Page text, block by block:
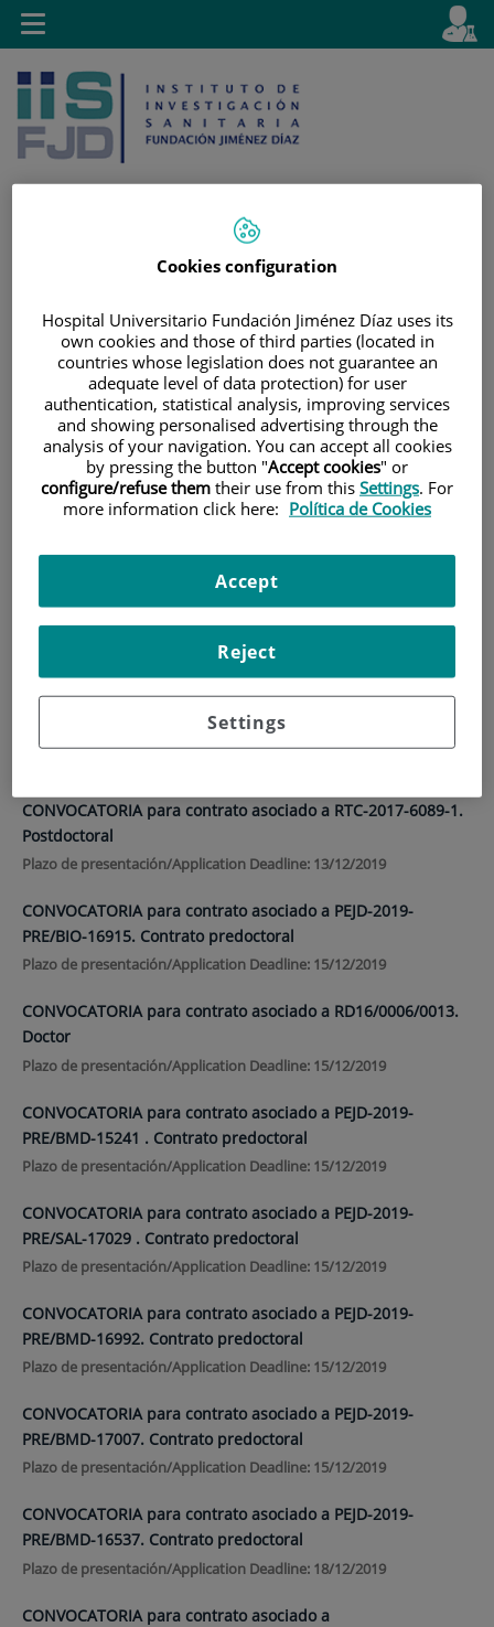
Jump to content
content
Active
en
Toggle
navigation
|EMPLOYMENT OFFERS
Employment offers
CONVOCATORIA para contrato asociado a RD16/0009/0001.
CONVOCATORIA para contrato asociado a RTC-2017-6089-1.
Postdoctoral
Plazo de presentación/Application Deadline: 13/12/2019
CONVOCATORIA para contrato asociado a PEJD-2019-
PRE/BIO-16915. Contrato predoctoral
Plazo de presentación/Application Deadline: 15/12/2019
CONVOCATORIA para contrato asociado a RD16/0006/0013.
Doctor
Plazo de presentación/Application Deadline: 15/12/2019
CONVOCATORIA para contrato asociado a PEJD-2019-
PRE/BMD-15241 . Contrato predoctoral
Plazo de presentación/Application Deadline: 15/12/2019
CONVOCATORIA para contrato asociado a PEJD-2019-
PRE/SAL-17029 . Contrato predoctoral
Plazo de presentación/Application Deadline: 15/12/2019
CONVOCATORIA para contrato asociado a PEJD-2019-
PRE/BMD-16992. Contrato predoctoral
Plazo de presentación/Application Deadline: 15/12/2019
CONVOCATORIA para contrato asociado a PEJD-2019-
PRE/BMD-17007. Contrato predoctoral
Plazo de presentación/Application Deadline: 15/12/2019
CONVOCATORIA para contrato asociado a PEJD-2019-
PRE/BMD-16537. Contrato predoctoral
Plazo de presentación/Application Deadline: 18/12/2019
CONVOCATORIA para contrato asociado a
Cookies configuration
Hospital Universitario Fundación Jiménez Díaz uses its
own cookies and those of third parties (located in
countries whose legislation does not guarantee an
adequate level of data protection) for user
authentication, statistical analysis, improving services
and showing personalised advertising through the
analysis of your navigation. You can accept all cookies
by pressing the button "Accept cookies" or
configure/refuse them their use from this Settings. For
more information click here: Política de Cookies
Settings
Reject
Accept